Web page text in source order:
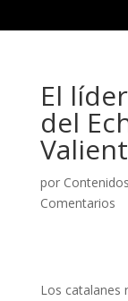
El
del
por Contenidos
Comentarios
Los catalanes